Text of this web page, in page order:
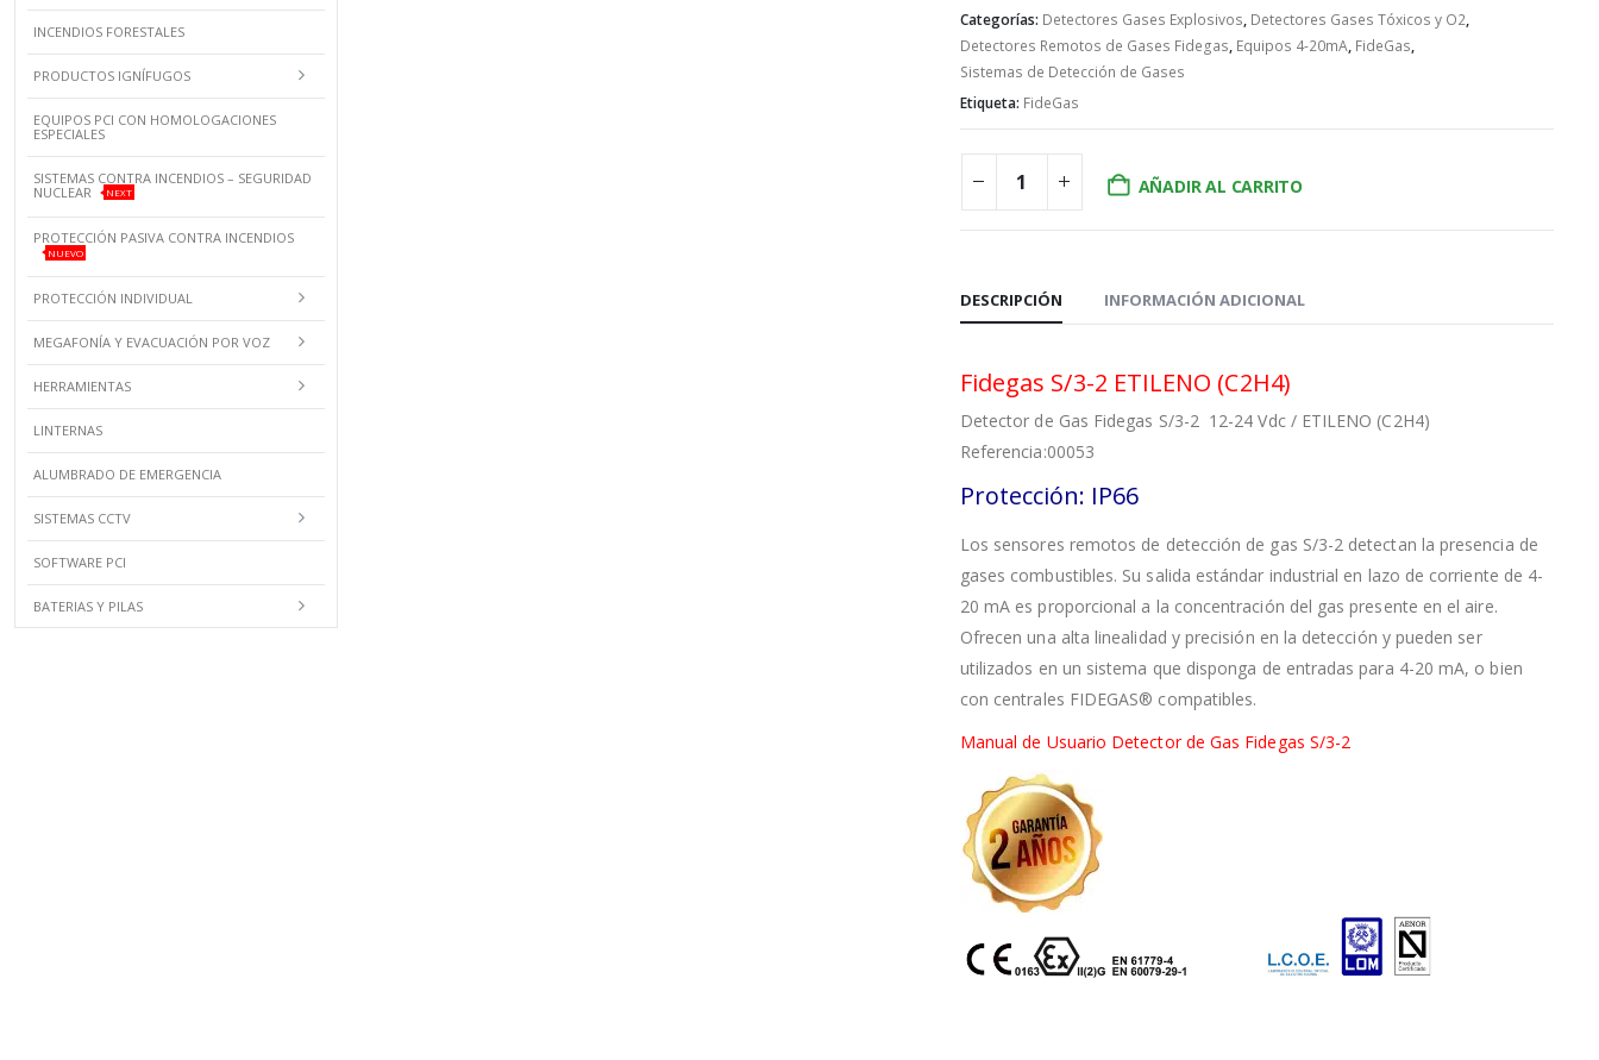
Categorías: Detectores Gases Explosivos, Detectores Gases Tóxicos y O2,
Detectores Remotos de Gases Fidegas, Equipos 4-20mA, FideGas,
Sistemas de Detección de Gases
Etiqueta: FideGas
AÑADIR AL CARRITO
DESCRIPCIÓN INFORMACIÓN ADICIONAL
Fidegas S/3-2 ETILENO (C2H4)
Detector de Gas Fidegas S/3-2 12-24 Vdc / ETILENO (C2H4)
Referencia:00053
Protección: IP66
Los sensores remotos de detección de gas S/3-2 detectan la presencia de
gases combustibles. Su salida estándar industrial en lazo de corriente de 4-
20 mA es proporcional a la concentración del gas presente en el aire.
Ofrecen una alta linealidad y precisión en la detección y pueden ser
utilizados en un sistema que disponga de entradas para 4-20 mA, o bien
con centrales FIDEGAS® compatibles.
Manual de Usuario Detector de Gas Fidegas S/3-2
INCENDIOS FORESTALES
PRODUCTOS IGNÍFUGOS
EQUIPOS PCI CON HOMOLOGACIONES
ESPECIALES
SISTEMAS CONTRA INCENDIOS – SEGURIDAD
NUCLEAR
NEXT
PROTECCIÓN PASIVA CONTRA INCENDIOS
NUEVO
PROTECCIÓN INDIVIDUAL
MEGAFONÍA Y EVACUACIÓN POR VOZ
HERRAMIENTAS
LINTERNAS
ALUMBRADO DE EMERGENCIA
SISTEMAS CCTV
SOFTWARE PCI
BATERIAS Y PILAS